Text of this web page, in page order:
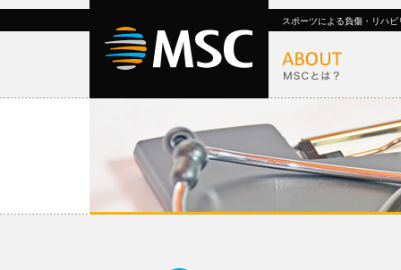
スポーツによる負傷・リハ